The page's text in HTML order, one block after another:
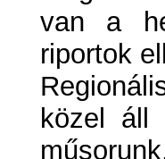
van a
riportok
közel áll